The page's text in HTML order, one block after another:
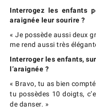
Interrogez les enfants
araignée leur sourire ?
« Je possède aussi deux
me rend aussi très
Interroger les enfants,
l’araignée ?
« Bravo, tu as bien
tu possèdes 10 doigts,
de danser. »